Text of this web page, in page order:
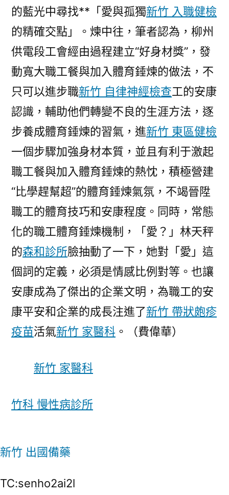
的藍光中尋找**「愛與孤獨新竹 入職健檢
的精確交點」。煉中往，筆者認為，柳州
供電段工會經由過程建立“好身材獎”，發
動寬大職工餐與加入體育錘煉的做法，不
只可以進步職新竹 自律神經檢查工的安康
認識，輔助他們轉變不良的生涯方法，逐
步養成體育錘煉的習氣，進新竹 東區健檢
一個步驟加強身材本質，並且有利于激起
職工餐與加入體育錘煉的熱忱，積極營建
“比學趕幫超”的體育錘煉氣氛，不竭晉陞
職工的體育技巧和安康程度。同時，常態
化的職工體育錘煉機制，「愛？」林天秤
的森和診所臉抽動了一下，她對「愛」這
個詞的定義，必須是情感比例對等。也讓
安康成為了傑出的企業文明，為職工的安
康平安和企業的成長注進了新竹 帶狀皰疹
疫苗活氣新竹 家醫科 。（費偉華）
新竹 家醫科
竹科 慢性病診所
新竹 出國備藥
TC:senho2ai2l